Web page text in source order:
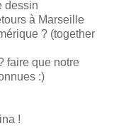
dessin
à Marseille
? (together
faire que notre
:)
!